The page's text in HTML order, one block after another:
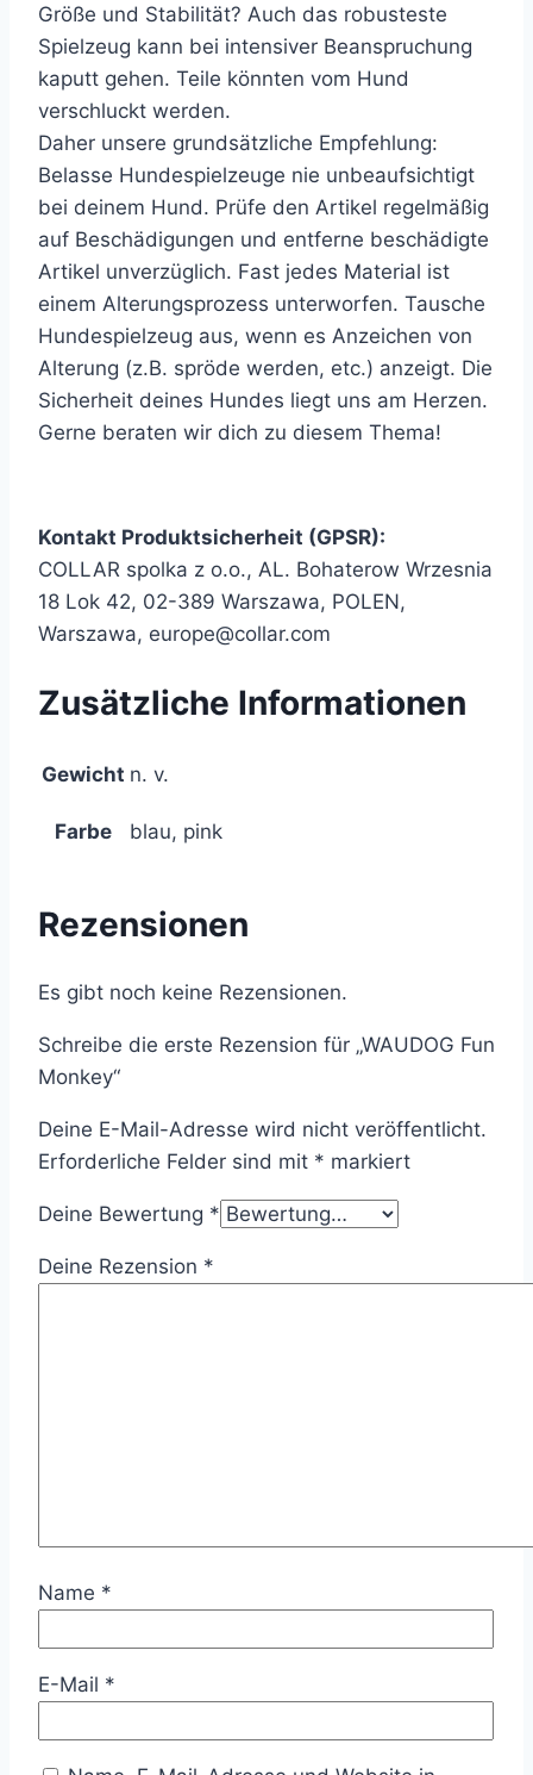
Größe und Stabilität? Auch das robusteste
Spielzeug kann bei intensiver Beanspruchung
kaputt gehen. Teile könnten vom Hund
verschluckt werden.
Daher unsere grundsätzliche Empfehlung:
Belasse Hundespielzeuge nie unbeaufsichtigt
bei deinem Hund. Prüfe den Artikel regelmäßig
auf Beschädigungen und entferne beschädigte
Artikel unverzüglich. Fast jedes Material ist
einem Alterungsprozess unterworfen. Tausche
Hundespielzeug aus, wenn es Anzeichen von
Alterung (z.B. spröde werden, etc.) anzeigt. Die
Sicherheit deines Hundes liegt uns am Herzen.
Gerne beraten wir dich zu diesem Thema!
Kontakt Produktsicherheit (GPSR):
COLLAR spolka z o.o., AL. Bohaterow Wrzesnia
18 Lok 42, 02-389 Warszawa, POLEN,
Warszawa, europe@collar.com
Zusätzliche Informationen
Gewicht n. v.
Farbe blau, pink
Rezensionen
Es gibt noch keine Rezensionen.
Schreibe die erste Rezension für „WAUDOG Fun
Monkey“
Deine E-Mail-Adresse wird nicht veröffentlicht.
Erforderliche Felder sind mit * markiert
Deine Bewertung *
Deine Rezension *
Name *
E-Mail *